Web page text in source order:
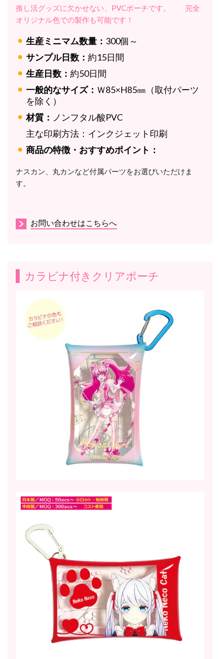
推し活グッズに欠かせない、PVCポーチです。 完全
オリジナル色での製作も可能です！
生産ミニマム数量： 300個～
サンプル日数： 約15日間
生産日数： 約50日間
一般的なサイズ： Ｗ85×H85㎜（取付パーツ
を除く）
材質： ノンフタル酸PVC
主な印刷方法： インクジェット印刷
商品の特徴・おすすめポイント：
ナスカン、丸カンなど付属パーツをお選びいただけま
す。
お問い合わせはこちらへ
カラビナ付きクリアポーチ